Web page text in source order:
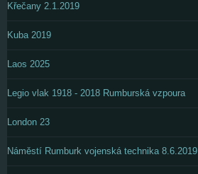
Křečany 2.1.2019
Kuba 2019
Laos 2025
Legio vlak 1918 - 2018 Rumburská vzpoura
London 23
Náměstí Rumburk vojenská technika 8.6.2019